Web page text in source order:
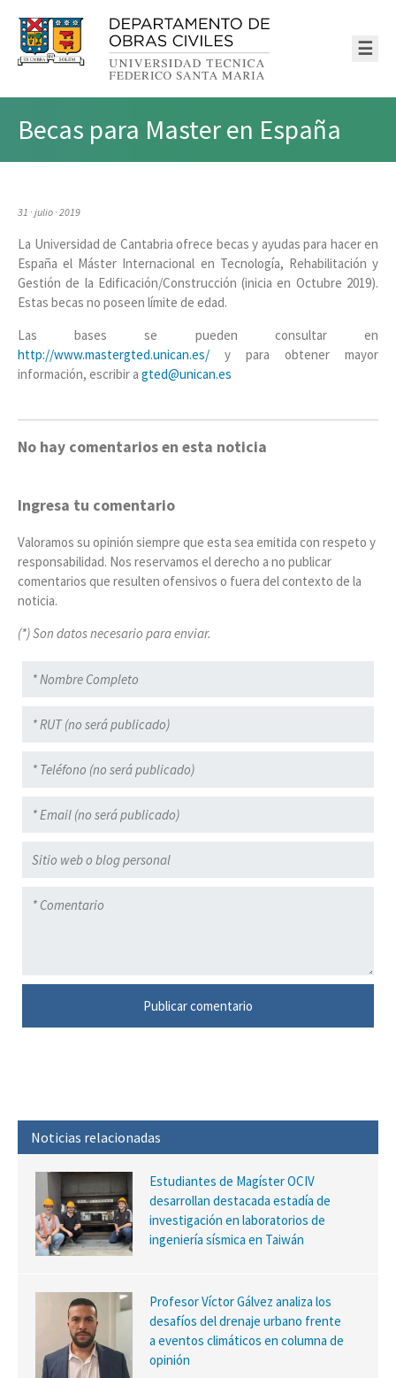
☰
Becas para Master en España
31 · julio · 2019
La Universidad de Cantabria ofrece becas y ayudas para hacer en
España el Máster Internacional en Tecnología, Rehabilitación y
Gestión de la Edificación/Construcción (inicia en Octubre 2019).
Estas becas no poseen límite de edad.
Las bases se pueden consultar en
http://www.mastergted.unican.es/ y para obtener mayor
información, escribir a gted@unican.es
No hay comentarios en esta noticia
Ingresa tu comentario
Valoramos su opinión siempre que esta sea emitida con respeto y
responsabilidad. Nos reservamos el derecho a no publicar
comentarios que resulten ofensivos o fuera del contexto de la
noticia.
(*) Son datos necesario para enviar.
Noticias relacionadas
Estudiantes de Magíster OCIV
desarrollan destacada estadía de
investigación en laboratorios de
ingeniería sísmica en Taiwán
Profesor Víctor Gálvez analiza los
desafíos del drenaje urbano frente
a eventos climáticos en columna de
opinión